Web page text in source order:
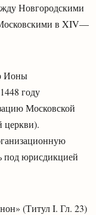
Новгородскими
в XIV—
Ионы
году
Московской
церкви).
под юрисдикцией
(Титул I. Гл. 23)